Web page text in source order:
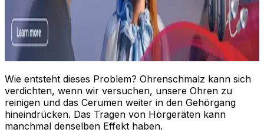
Wie entsteht dieses Problem? Ohrenschmalz kann sich
verdichten, wenn wir versuchen, unsere Ohren zu
reinigen und das Cerumen weiter in den Gehörgang
hineindrücken. Das Tragen von Hörgeräten kann
manchmal denselben Effekt haben.